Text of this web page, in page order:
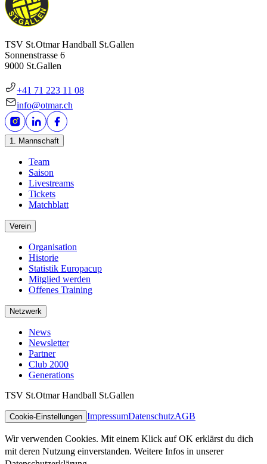
TSV St.Otmar Handball St.Gallen
Sonnenstrasse 6
9000 St.Gallen
+41 71 223 11 08
info@otmar.ch
1. Mannschaft
Team
Saison
Livestreams
Tickets
Matchblatt
Verein
Organisation
Historie
Statistik Europacup
Mitglied werden
Offenes Training
Netzwerk
News
Newsletter
Partner
Club 2000
Generations
TSV St.Otmar Handball St.Gallen
Cookie-Einstellungen ImpressumDatenschutzAGB
Wir verwenden Cookies. Mit einem Klick auf OK erklärst du dich
mit deren Nutzung einverstanden. Weitere Infos in unserer